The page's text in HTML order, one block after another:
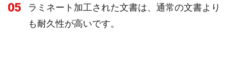
05
ラミネート加工された文書は、通常の文書より
も耐久性が高いです。